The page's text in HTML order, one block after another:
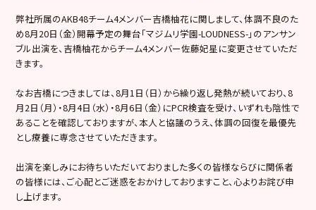
弊社所属のAKB48チーム4メンバー吉橋柚花に関しまして、体調不良のた
め8月20日（金）開幕予定の舞台「マジムリ学園-LOUDNESS-」のアンサン
ブル出演を、吉橋柚花からチーム4メンバー佐藤妃星に変更させていただ
きます。
なお吉橋につきましては、8月1日（日）から繰り返し発熱が続いており、8
月2日（月）・8月4日（水）・8月6日（金）にPCR検査を受け、いずれも陰性で
あることを確認しておりますが、本人と協議のうえ、体調の回復を最優先
とし療養に専念させていただきます。
出演を楽しみにお待ちいただいておりました多くの皆様ならびに関係者
の皆様には、ご心配とご迷惑をおかけしておりますこと、心よりお詫び申
し上げます。